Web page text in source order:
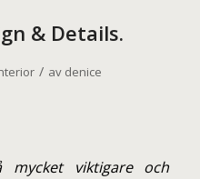
& Details.
/ av denice
mycket viktigare och